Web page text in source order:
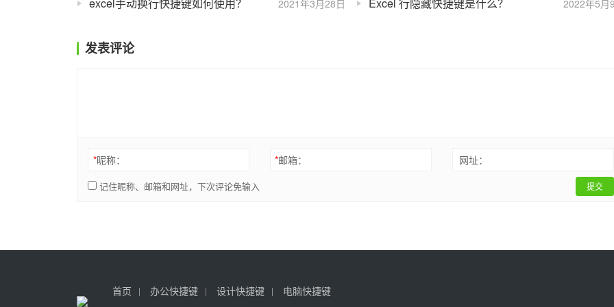
2021年3月28日 2022年5月
发表评论
*昵称： *邮箱： 网址：
记住昵称、邮箱和网址，下次评论免输入 提交
首页 办公快捷键 设计快捷键
电脑快捷键